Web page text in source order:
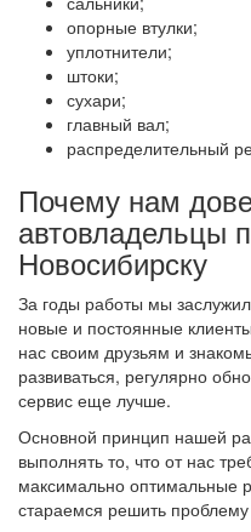
опорные втулки;
уплотнители;
штоки;
сухари;
главный вал;
распределительный
Почему нам
автовладельцы
Новосибирску
За годы работы мы
новые и постоянные
нас своим друзьям и
развиваться, регулярно
сервис еще лучше.
Основной принцип нашей
выполнять то, что от нас
максимально оптимальные
стараемся решить